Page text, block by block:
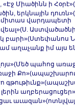
Միածինն ի
երկնային
վարդապետի
աղաչանք իմ
պահոց
լերին